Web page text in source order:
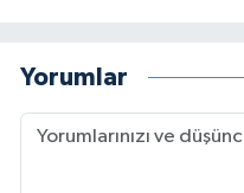
Yorumlar